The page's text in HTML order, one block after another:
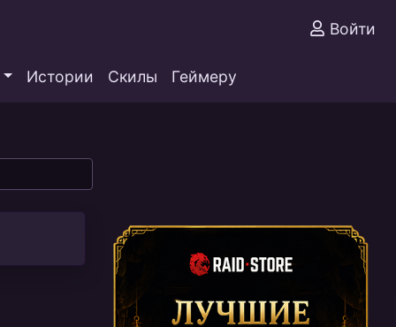
Войти
Истории Скилы Геймеру